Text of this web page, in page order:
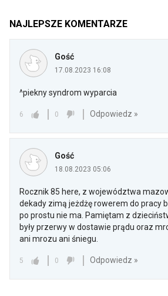
NAJLEPSZE KOMENTARZE
Gość
17.08.2023 16:08
^piekny syndrom wyparcia
6 0 Odpowiedz »
Gość
18.08.2023 05:06
Rocznik 85 here, z województwa
dekady zimą jeżdżę rowerem do pracy
po prostu nie ma. Pamiętam z
były przerwy w dostawie prądu oraz
ani mrozu ani śniegu.
5 0 Odpowiedz »